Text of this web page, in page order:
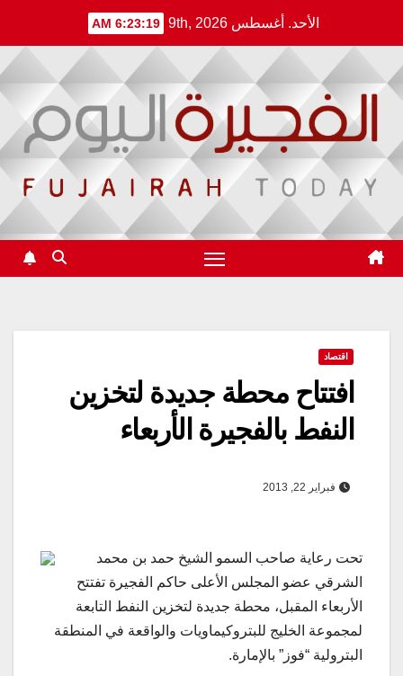
content
الأحد. أغسطس 9th, 2026 6:23:19 AM
اقتصاد
افتتاح محطة جديدة لتخزين
النفط بالفجيرة الأربعاء
فبراير 22, 2013
تحت رعاية صاحب السمو الشيخ حمد بن محمد
الشرقي عضو المجلس الأعلى حاكم الفجيرة تفتتح
الأربعاء المقبل، محطة جديدة لتخزين النفط التابعة
لمجموعة الخليج للبتروكيماويات والواقعة في المنطقة
البترولية “فوز” بالإمارة.